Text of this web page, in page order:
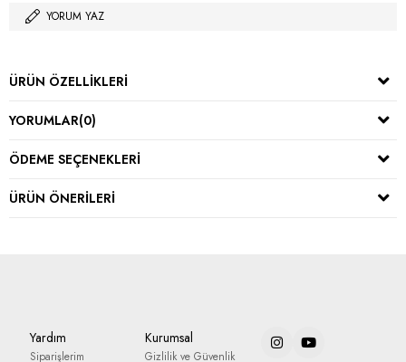
YORUM YAZ
ÜRÜN ÖZELLIKLERI
YORUMLAR(0)
ÖDEME SEÇENEKLERI
ÜRÜN ÖNERILERI
Yardım
Siparişlerim
Kurumsal
Gizlilik ve Güvenlik